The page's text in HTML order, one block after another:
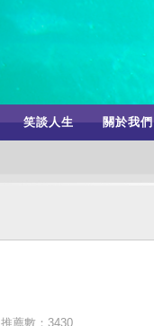
笑談人生 關於我們
推薦數：3430